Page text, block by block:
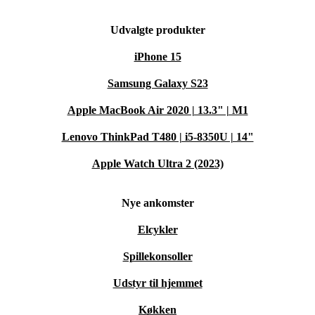
Udvalgte produkter
iPhone 15
Samsung Galaxy S23
Apple MacBook Air 2020 | 13.3" | M1
Lenovo ThinkPad T480 | i5-8350U | 14"
Apple Watch Ultra 2 (2023)
Nye ankomster
Elcykler
Spillekonsoller
Udstyr til hjemmet
Køkken